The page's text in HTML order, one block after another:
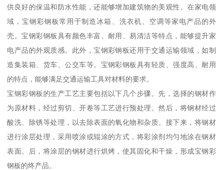
供良好的保温和防水性能，还能够增加建筑物的美观性。在家电领
域，宝钢彩钢板常用于制造冰箱、洗衣机、空调等家电产品的外
壳。宝钢彩钢板具有颜色丰富、耐用、易清洁等特点，能够提升家
电产品的外观质感。此外，宝钢彩钢板还用于交通运输领域，如制
造集装箱、货车、公交车等。宝钢彩钢板具有轻质、强度高、耐用
的特点，能够满足交通运输工具对材料的要求。
宝钢彩钢板的生产工艺主要包括以下几个步骤。先，选择的钢材作
为原材料，经过剪切、开卷等工艺进行预处理。然后，将钢材经过
酸洗、除锈等处理，以去除表面的氧化物和杂质。接下来，将钢材
进行涂层处理，采用喷涂或辊涂的方式，将彩涂剂均匀地涂在钢材
表面。后，将涂层的钢材进行烘烤，使其固化和干燥，形成宝钢彩
钢板的终产品。